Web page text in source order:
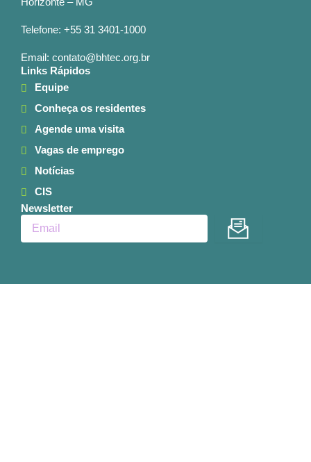
Telefone: +55 31 3401-1000
Email: contato@bhtec.org.br
Links Rápidos
Equipe
Conheça os residentes
Agende uma visita
Vagas de emprego
Notícias
CIS
Newsletter
Enviar